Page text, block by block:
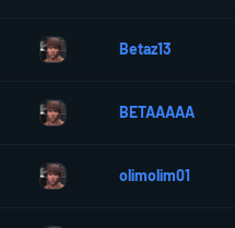
Betaz13
BETAAAAA
olimolim01